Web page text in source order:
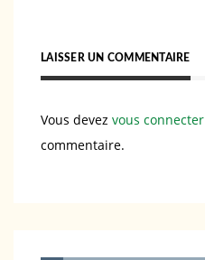
LAISSER UN COMMENTAIRE
Vous devez vous connecter
commentaire.